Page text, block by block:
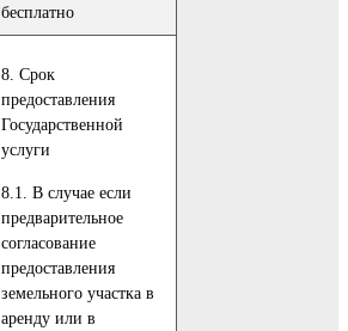
бесплатно
8. Срок
предоставления
Государственной
услуги
8.1. В случае если
предварительное
согласование
предоставления
земельного участка в
аренду или в